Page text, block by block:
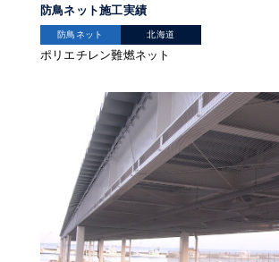
防鳥ネット施工実績
防鳥ネット 北海道
ポリエチレン難燃ネット